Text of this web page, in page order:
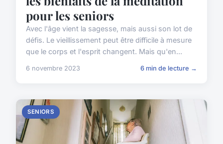
pour les seniors
Avec l'âge vient la sagesse, mais aussi son lot de
défis. Le vieillissement peut être difficile à mesure
que le corps et l'esprit changent. Mais qu'en...
6 novembre 2023 6 min de lecture →
SENIORS